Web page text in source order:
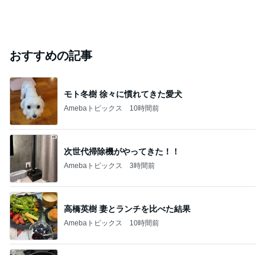
おすすめの記事
モト冬樹 徐々に慣れてきた愛犬
Amebaトピックス 10時間前
次世代掃除機がやってきた！！
Amebaトピックス 3時間前
高橋英樹 妻とランチを比べた結果
Amebaトピックス 10時間前